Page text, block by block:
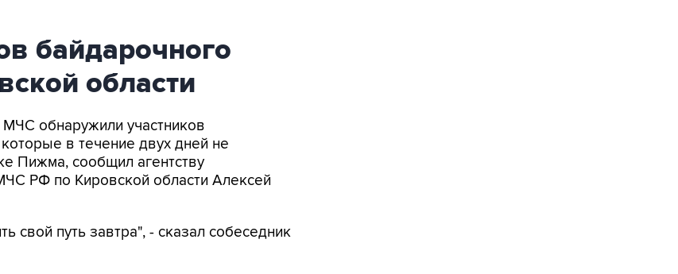
байдарочного
области
МЧС обнаружили участников
в течение двух дней не
Пижма, сообщил агентству
РФ по Кировской области Алексей
путь завтра", - сказал собеседник